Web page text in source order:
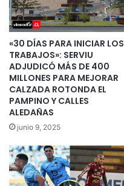
«30 DÍAS PARA INICIAR LOS
TRABAJOS»: SERVIU
ADJUDICÓ MÁS DE 400
MILLONES PARA MEJORAR
CALZADA ROTONDA EL
PAMPINO Y CALLES
ALEDAÑAS
junio 9, 2025